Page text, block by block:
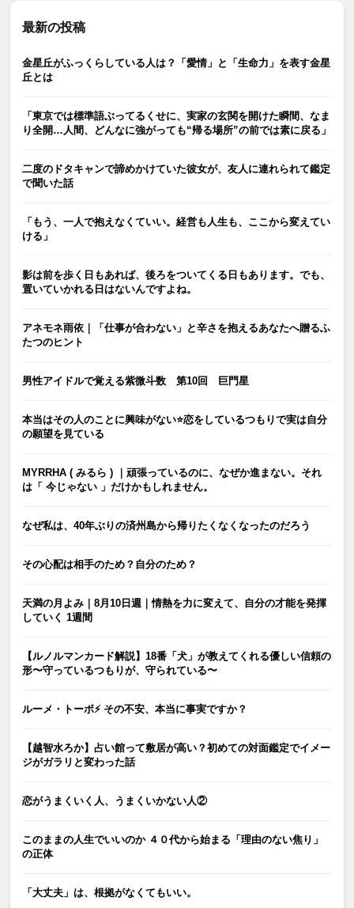
最新の投稿
金星丘がふっくらしている人は？「愛情」と「生命力」を表す金星
丘とは
「東京では標準語ぶってるくせに、実家の玄関を開けた瞬間、なま
り全開…人間、どんなに強がっても“帰る場所”の前では素に戻る」
二度のドタキャンで諦めかけていた彼女が、友人に連れられて鑑定
で聞いた話
「もう、一人で抱えなくていい。経営も人生も、ここから変えてい
ける」
影は前を歩く日もあれば、後ろをついてくる日もあります。でも、
置いていかれる日はないんですよね。
アネモネ雨依｜「仕事が合わない」と辛さを抱えるあなたへ贈るふ
たつのヒント
男性アイドルで覚える紫微斗数 第10回 巨門星
本当はその人のことに興味がない⭐️恋をしているつもりで実は自分
の願望を見ている
MYRRHA ( みるら ) ｜頑張っているのに、なぜか進まない。それ
は「 今じゃない 」だけかもしれません。
なぜ私は、40年ぶりの済州島から帰りたくなくなったのだろう
その心配は相手のため？自分のため？
天満の月よみ｜8月10日週｜情熱を力に変えて、自分の才能を発揮
していく 1週間
【ルノルマンカード解説】18番「犬」が教えてくれる優しい信頼の
形〜守っているつもりが、守られている〜
ルーメ・トーポ⚡️ その不安、本当に事実ですか？
【越智水ろか】占い館って敷居が高い？初めての対面鑑定でイメー
ジがガラリと変わった話
恋がうまくいく人、うまくいかない人②
このままの人生でいいのか ４０代から始まる「理由のない焦り」
の正体
「大丈夫」は、根拠がなくてもいい。